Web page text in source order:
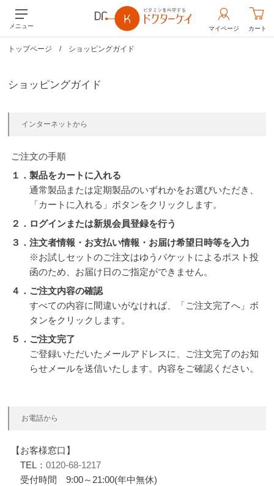
メニュー マイページ カート
トップページ / ショッピングガイド
ショッピングガイド
インターネットから
ご注文の手順
１．製品をカートに入れる
通常製品または定期製品のいずれかをお選びいただき、
「カートに入れる」ボタンをクリックします。
２．ログインまたは新規会員登録を行う
３．注文者情報・お支払い情報・お届け希望日時等を入力
※お試しセットのご注文はゆうパケットによるポスト投
函のため、お届け日のご指定ができません。
４．ご注文内容の確認
すべての内容に間違いがなければ、「ご注文完了へ」ボ
タンをクリックします。
５．ご注文完了
ご登録いただいたメールアドレスに、ご注文完了のお知
らせメールを送信いたします。内容をご確認ください。
お電話から
【お客様窓口】
TEL： 0120-68-1217
受付時間 9:00～21:00(年中無休)